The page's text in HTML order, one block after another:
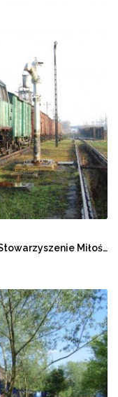
Parowozownia Skierniewice - Polskie Stowarzyszenie Miłośników Kolei